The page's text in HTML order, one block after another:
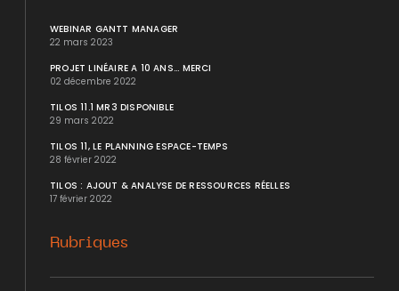
WEBINAR GANTT MANAGER
22 mars 2023
PROJET LINÉAIRE A 10 ANS... MERCI
02 décembre 2022
TILOS 11.1 MR3 DISPONIBLE
29 mars 2022
TILOS 11, LE PLANNING ESPACE-TEMPS
28 février 2022
TILOS : AJOUT & ANALYSE DE RESSOURCES RÉELLES
17 février 2022
Rubriques